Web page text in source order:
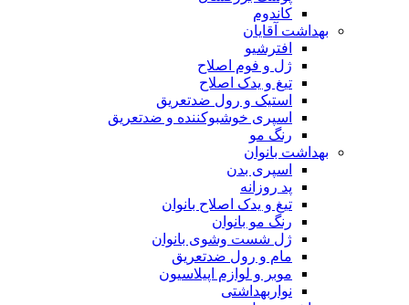
کاندوم
بهداشت آقایان
افترشیو
ژل و فوم اصلاح
تیغ و یدک اصلاح
استیک و رول ضدتعریق
اسپری خوشبوکننده و ضدتعریق
رنگ مو
بهداشت بانوان
اسپری بدن
پد روزانه
تیغ و یدک اصلاح بانوان
رنگ مو بانوان
ژل شست وشوی بانوان
مام و رول ضدتعریق
موبر و لوازم اپیلاسیون
نواربهداشتی